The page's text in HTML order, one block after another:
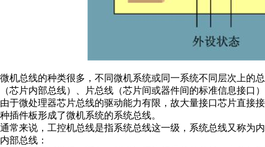
微机总线的种类很多，不同微机系统或同一系统不同层次上的
（芯片内部总线）、片总线（芯片间或器件间的标准信息接
由于微处理器芯片总线的驱动能力有限，故大量接口芯片直接
种插件板形成了微机系统的系统总线。
通常来说，工控机总线是指系统总线这一级，系统总线又称为
内部总线：